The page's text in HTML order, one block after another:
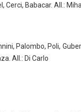
Cerci, Babacar. All.:
Palombo, Poli,
All.: Di Carlo